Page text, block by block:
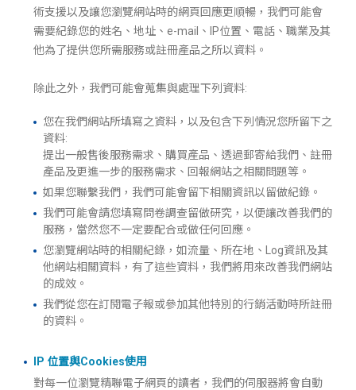
術支援以及讓您瀏覽網站時的網頁回應更順暢，我們可能會
需要紀錄您的姓名、地址、e-mail、IP位置、電話、職業及其
他為了提供您所需服務或註冊產品之所以資料。
除此之外，我們可能會蒐集與處理下列資料:
您在我們網站所填寫之資料，以及包含下列情況您所留下之
資料:
提出一般售後服務需求、購買產品、透過郵寄給我們、註冊
產品及更進一步的服務需求、回報網站之相關問題等。
如果您聯繫我們，我們可能會留下相關資訊以留做紀錄。
我們可能會請您填寫問卷調查留做研究，以便讓改善我們的
服務，當然您不一定要配合或做任何回應。
您瀏覽網站時的相關紀錄，如流量、所在地、Log資訊及其
他網站相關資料，有了這些資料，我們將用來改善我們網站
的成效。
我們從您在訂閱電子報或參加其他特別的行銷活動時所註冊
的資料。
IP 位置與Cookies使用
對每一位瀏覽精聯電子網頁的讀者，我們的伺服器將會自動